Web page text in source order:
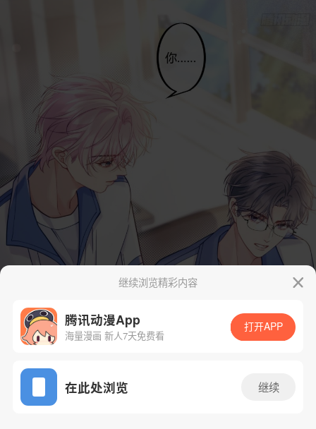
App免费看
继续浏览精彩内容
腾讯动漫App
海量漫画 新人7天免费看
打开APP
在此处浏览 继续